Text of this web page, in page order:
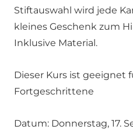
Stiftauswahl wird jede
kleines Geschenk zum
Inklusive Material.
Dieser Kurs ist geeignet
Fortgeschrittene
Datum: Donnerstag, 17.